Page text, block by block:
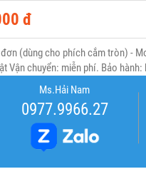
đ
(dùng cho phích cắm tròn) -
Vận chuyển: miễn phí. Bảo
Ms.Hải Nam
0977.9966.27